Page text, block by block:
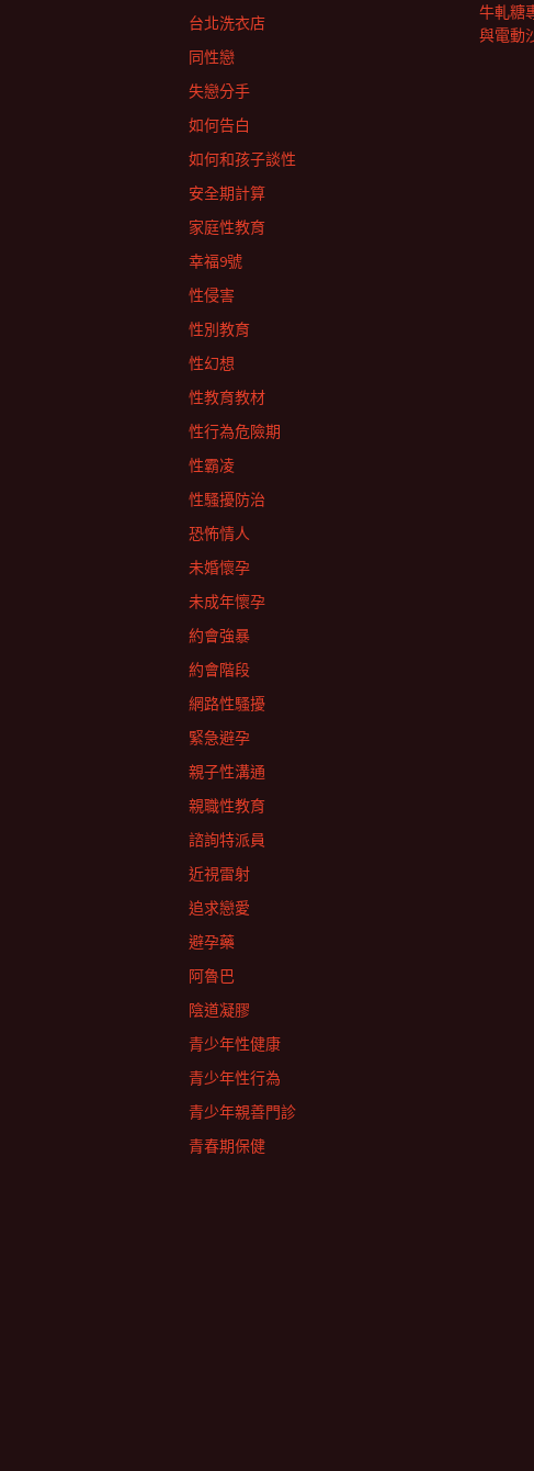
牛軋糖
與電動
台北洗衣店
同性戀
失戀分手
如何告白
如何和孩子談性
安全期計算
家庭性教育
幸福9號
性侵害
性別教育
性幻想
性教育教材
性行為危險期
性霸凌
性騷擾防治
恐怖情人
未婚懷孕
未成年懷孕
約會強暴
約會階段
網路性騷擾
緊急避孕
親子性溝通
親職性教育
諮詢特派員
近視雷射
追求戀愛
避孕藥
阿魯巴
陰道凝膠
青少年性健康
青少年性行為
青少年親善門診
青春期保健